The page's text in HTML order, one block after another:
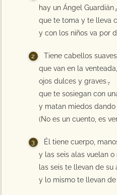
hay un Ángel Guardián 2
que te toma y te lleva
y con los niños va por
Tiene cabellos suaves
que van en la venteada,
ojos dulces y graves 7
que te sosiegan con
y matan miedos
(No es un cuento, es
Él tiene cuerpo,
y las seis alas vuelan o
las seis te llevan de su
y lo mismo te llevan